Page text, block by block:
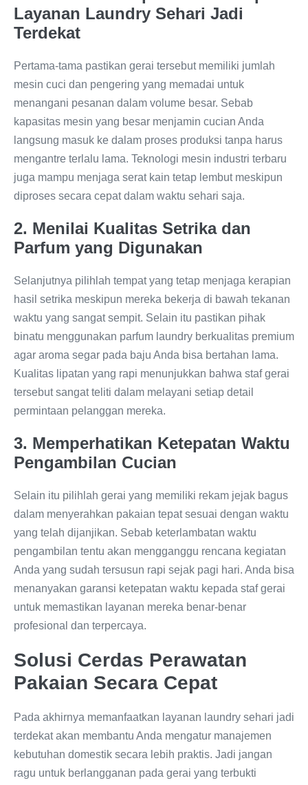
Layanan Laundry Sehari Jadi
Terdekat
Pertama-tama pastikan gerai tersebut memiliki jumlah
mesin cuci dan pengering yang memadai untuk
menangani pesanan dalam volume besar. Sebab
kapasitas mesin yang besar menjamin cucian Anda
langsung masuk ke dalam proses produksi tanpa harus
mengantre terlalu lama. Teknologi mesin industri terbaru
juga mampu menjaga serat kain tetap lembut meskipun
diproses secara cepat dalam waktu sehari saja.
2. Menilai Kualitas Setrika dan
Parfum yang Digunakan
Selanjutnya pilihlah tempat yang tetap menjaga kerapian
hasil setrika meskipun mereka bekerja di bawah tekanan
waktu yang sangat sempit. Selain itu pastikan pihak
binatu menggunakan parfum laundry berkualitas premium
agar aroma segar pada baju Anda bisa bertahan lama.
Kualitas lipatan yang rapi menunjukkan bahwa staf gerai
tersebut sangat teliti dalam melayani setiap detail
permintaan pelanggan mereka.
3. Memperhatikan Ketepatan Waktu
Pengambilan Cucian
Selain itu pilihlah gerai yang memiliki rekam jejak bagus
dalam menyerahkan pakaian tepat sesuai dengan waktu
yang telah dijanjikan. Sebab keterlambatan waktu
pengambilan tentu akan mengganggu rencana kegiatan
Anda yang sudah tersusun rapi sejak pagi hari. Anda bisa
menanyakan garansi ketepatan waktu kepada staf gerai
untuk memastikan layanan mereka benar-benar
profesional dan terpercaya.
Solusi Cerdas Perawatan
Pakaian Secara Cepat
Pada akhirnya memanfaatkan layanan laundry sehari jadi
terdekat akan membantu Anda mengatur manajemen
kebutuhan domestik secara lebih praktis. Jadi jangan
ragu untuk berlangganan pada gerai yang terbukti